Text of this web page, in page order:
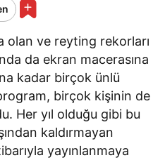
olan ve reyting rekorları
da ekran macerasına
kadar birçok ünlü
program, birçok kişinin de
Her yıl olduğu gibi bu
kaldırmayan
yayınlanmaya